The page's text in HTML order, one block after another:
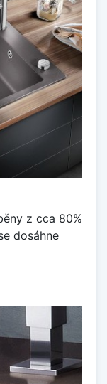
z cca 80%
dosáhne